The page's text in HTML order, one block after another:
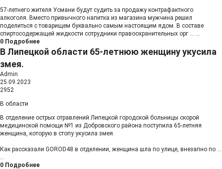
57-летнего жителя Усмани будут судить за продажу контрафактного
алкоголя. Вместо привычного напитка из магазина мужчина решил
поделиться с товарищем буквально самым настоящим ядом. В составе
спиртосодержащей жидкости сотрудники правоохранительных орг ... ...
0 Подробнее
В Липецкой области 65-летнюю женщину укусила
змея.
Admin
25.09.2023
2952
В области
В отделение острых отравлений Липецкой городской больницы скорой
медицинской помощи №1 из Добровского района поступила 65-летняя
женщина, которую в стопу укусила змея.
Как рассказали GOROD48 в отделении, женщина шла по улице, внезапно по ...
...
0 Подробнее